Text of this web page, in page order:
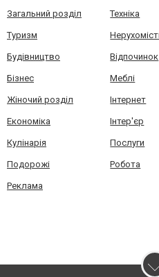
Загальний розділ Техніка
Туризм
Будівництво Відпочинок
Бізнес Меблі
Жіночий розділ Інтернет
Економіка Інтер'єр
Кулінарія Послуги
Подорожі Робота
Реклама